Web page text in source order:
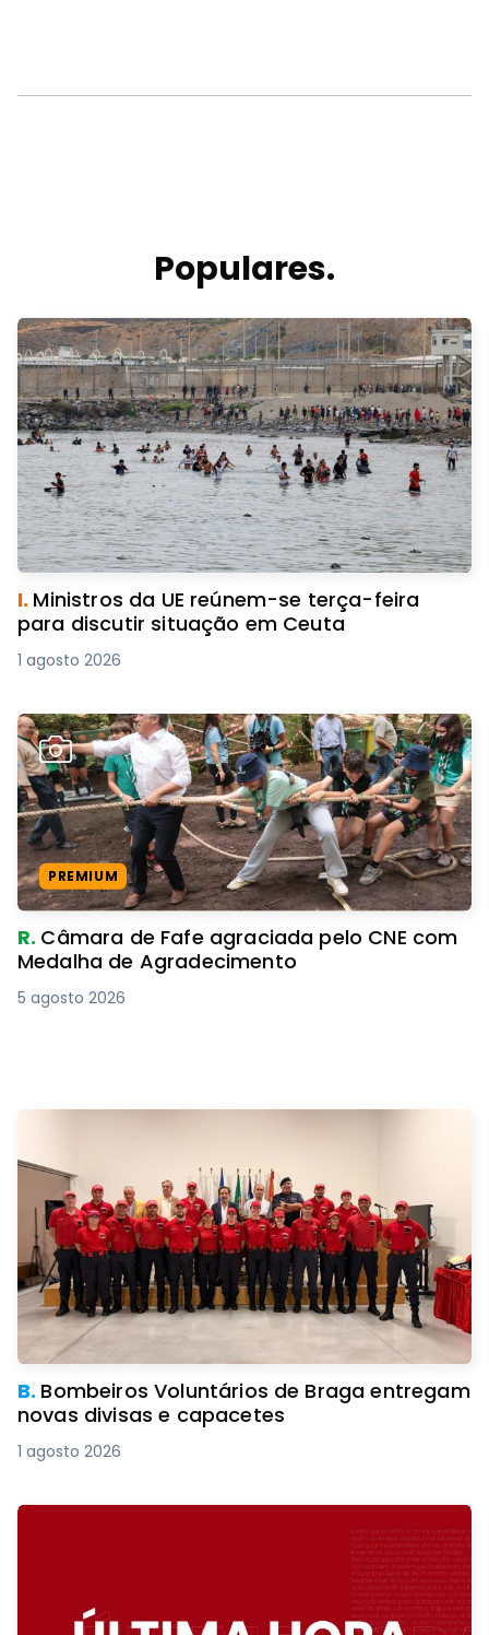
Populares.
I. Ministros da UE reúnem-se terça-feira
para discutir situação em Ceuta
1 agosto 2026
PREMIUM
R. Câmara de Fafe agraciada pelo CNE com
Medalha de Agradecimento
5 agosto 2026
B. Bombeiros Voluntários de Braga entregam
novas divisas e capacetes
1 agosto 2026